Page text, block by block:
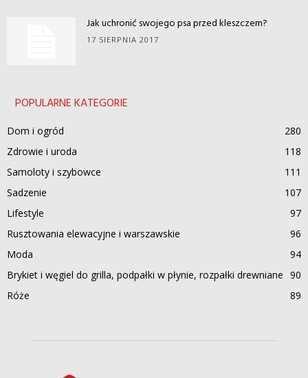
Jak uchronić swojego psa przed kleszczem?
17 SIERPNIA 2017
POPULARNE KATEGORIE
Dom i ogród
280
Zdrowie i uroda
118
Samoloty i szybowce
111
Sadzenie
107
Lifestyle
97
Rusztowania elewacyjne i warszawskie
96
Moda
94
Brykiet i węgiel do grilla, podpałki w płynie, rozpałki drewniane 90
Róże
89